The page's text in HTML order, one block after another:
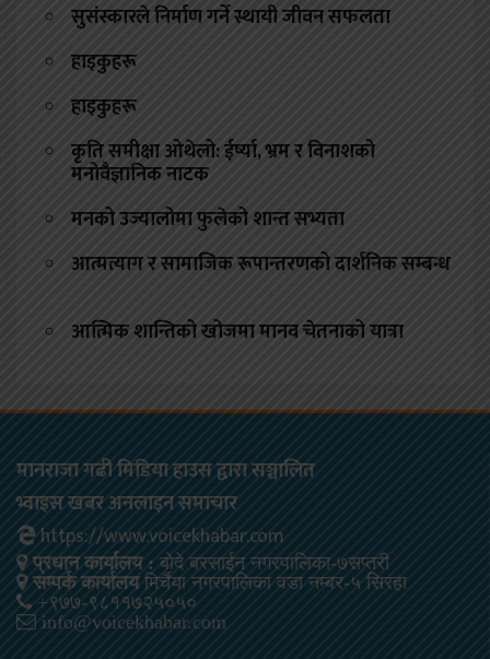
सुसंस्कारले निर्माण गर्ने स्थायी जीवन सफलता
हाइकुहरू
हाइकुहरू
कृति समीक्षा ओथेलो: ईर्ष्या, भ्रम र विनाशको
मनोवैज्ञानिक नाटक
मनको उज्यालोमा फुलेको शान्त सभ्यता
आत्मत्याग र सामाजिक रूपान्तरणको दार्शनिक सम्बन्ध
आत्मिक शान्तिको खोजमा मानव चेतनाको यात्रा
मानराजा गढी मिडिया हाउस द्वारा सञ्चालित
भ्वाइस खबर अनलाइन समाचार
https://www.voicekhabar.com
प्रधान कार्यालय : बोदे बरसाईन नगरपालिका-७सप्तरी
सम्पर्क कार्यालयमिर्चैया नगरपालिका वडा नम्बर-५ सिरहा
+९७७-९८११७२५०५०
info@voicekhabar.com